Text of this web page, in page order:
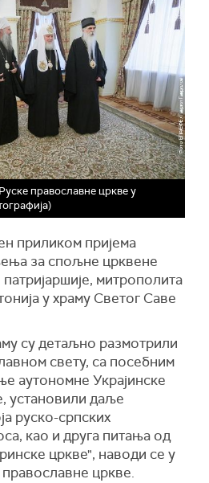
православне цркве у
приликом пријема
за спољне црквене
митрополита
у храму Светог Саве
су детаљно размотрили
свету, са посебним
аутономне Украјинске
установили даље
руско-српских
као и друга питања од
цркве", наводи се у
цркве.